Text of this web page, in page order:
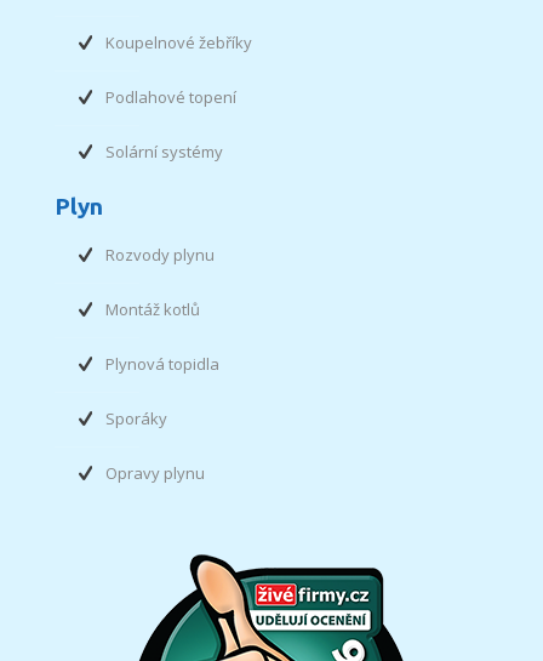
Koupelnové žebříky
Podlahové topení
Solární systémy
Plyn
Rozvody plynu
Montáž kotlů
Plynová topidla
Sporáky
Opravy plynu